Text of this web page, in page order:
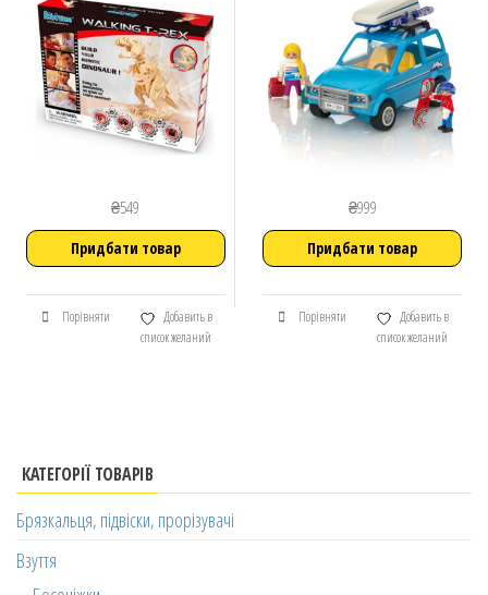
₴549
Придбати товар
Порівняти
Добавить в
список желаний
₴999
Придбати товар
Порівняти
Добавить в
список желаний
КАТЕГОРІЇ ТОВАРІВ
Брязкальця, підвіски, прорізувачі
Взуття